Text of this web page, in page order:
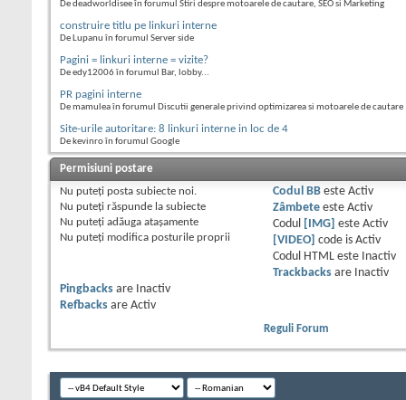
De deadworldisee în forumul Stiri despre motoarele de cautare, SEO si Marketing
construire titlu pe linkuri interne
De Lupanu în forumul Server side
Pagini = linkuri interne = vizite?
De edy12006 în forumul Bar, lobby...
PR pagini interne
De mamulea în forumul Discutii generale privind optimizarea si motoarele de cautare
Site-urile autoritare: 8 linkuri interne in loc de 4
De kevinro în forumul Google
Permisiuni postare
Nu puteţi posta subiecte noi.
Nu puteţi răspunde la subiecte
Nu puteţi adăuga ataşamente
Nu puteţi modifica posturile proprii
Codul BBeste Activ
Zâmbeteeste Activ
Codul
[IMG] este Activ
[VIDEO]
code is Activ
Codul HTML este
Inactiv
Trackbacksare
Inactiv
Pingbacks are
Inactiv
Refbacks are Activ
Reguli Forum